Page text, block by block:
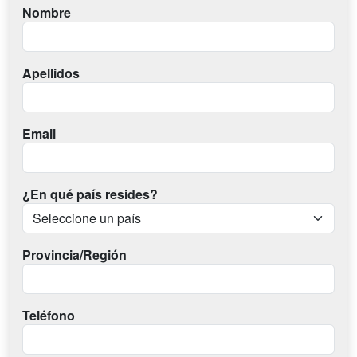
Nombre
Apellidos
Email
¿En qué país resides?
Provincia/Región
Teléfono